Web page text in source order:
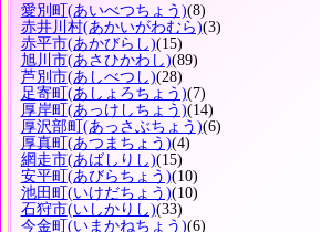
愛別町 (あいべつちょう)(8)
赤井川村(あかいがわむら)(3)
赤平市(あかびらし)(15)
旭川市(あさひかわし)(89)
芦別市(あしべつし)(28)
足寄町 (あしょろちょう)(7)
厚岸町 (あっけしちょう)(14)
厚沢部町 (あっさぶちょう)(6)
厚真町 (あつまちょう)(4)
網走市(あばしりし)(15)
安平町 (あびらちょう)(10)
池田町 (いけだちょう)(10)
石狩市(いしかりし)(33)
今金町 (いまかねちょう)(6)